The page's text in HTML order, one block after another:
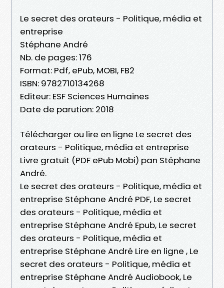
Le secret des orateurs - Politique, média et
entreprise
Stéphane André
Nb. de pages: 176
Format: Pdf, ePub, MOBI, FB2
ISBN: 9782710134268
Editeur: ESF Sciences Humaines
Date de parution: 2018
Télécharger ou lire en ligne Le secret des
orateurs - Politique, média et entreprise
Livre gratuit (PDF ePub Mobi) pan Stéphane
André.
Le secret des orateurs - Politique, média et
entreprise Stéphane André PDF, Le secret
des orateurs - Politique, média et
entreprise Stéphane André Epub, Le secret
des orateurs - Politique, média et
entreprise Stéphane André Lire en ligne , Le
secret des orateurs - Politique, média et
entreprise Stéphane André Audiobook, Le